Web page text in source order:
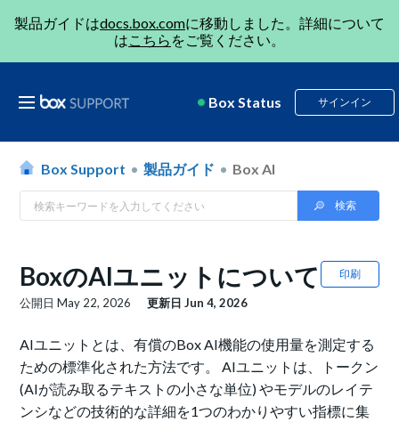
製品ガイドはdocs.box.comに移動しました。詳細について
はこちら をご覧ください。
Box Status サインイン
Box Support 製品ガイド Box AI
印刷
BoxのAIユニットについて
公開日May 22, 2026 更新日Jun 4, 2026
AIユニットとは、有償のBox AI機能の使用量を測定する
ための標準化された方法です。 AIユニットは、トークン
(AIが読み取るテキストの小さな単位) やモデルのレイテ
ンシなどの技術的な詳細を1つのわかりやすい指標に集